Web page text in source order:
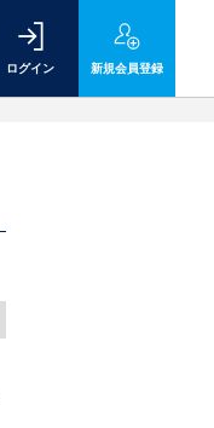
ログイン 新規会員登録